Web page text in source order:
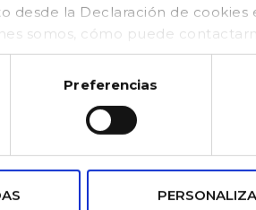
desde la Declaración de
somos, cómo puede
(https://www.gocco.es/
Preferencias
VENTAJAS